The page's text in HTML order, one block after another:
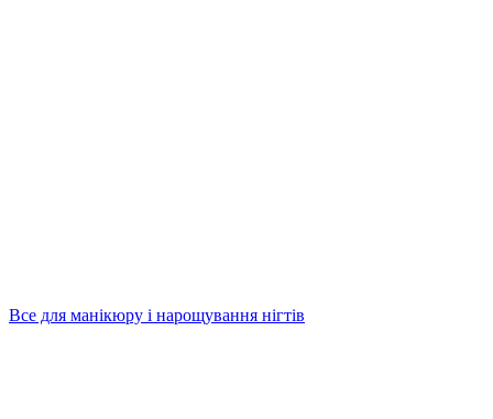
Все для манікюру і нарощування нігтів